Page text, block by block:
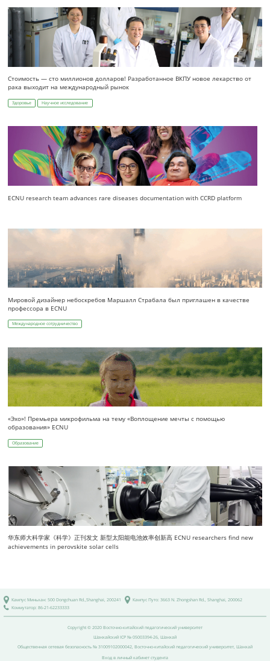
Стоимость — сто миллионов долларов! Разработанное ВКПУ новое лекарство от
рака выходит на международный рынок
Здоровье Научное исследование
ECNU research team advances rare diseases documentation with CCRD platform
Мировой дизайнер небоскребов Маршалл Страбала был приглашен в качестве
Международное сотрудничество
«Эхо»! Премьера микрофильма на тему «Воплощение мечты с помощью
образования» ECNU
Образование
华东师大科学家《科学》正刊发文 新型太阳能电池效率创新高 ECNU researchers find new
achievements in perovskite solar cells
Кампус Миньхан: 500 Dongchuan Rd.,Shanghai, 200241
Кампус Путо: 3663 N. Zhongshan Rd., Shanghai, 200062
Коммутатор: 86-21-62233333
Copyright © 2020 Восточно-китайский педагогический университет
Шанхайский ICP № 05003394-26 , Шанхай
Общественная сетевая безопасность № 31009102000042 , Восточно-китайский педагогический университет, Шанхай
Вход в личный кабинет студента